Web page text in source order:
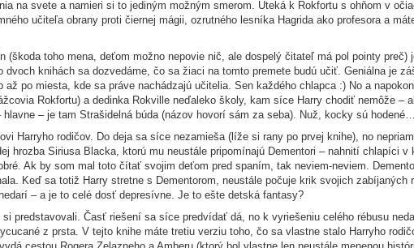
na svete a namieri si to jediným možným smerom. Uteká k Rokfortu s ohňom v
učiteľa obrany proti čiernej mágii, ozrutného lesníka Hagrida ako profesora a
toho mena, deťom možno nepovie nič, ale dospelý čitateľ má pol pointy preč)
knihách sa dozvedáme, čo sa žiaci na tomto premete budú učiť. Geniálna je
po miesta, kde sa práve nachádzajú učitelia. Sen každého chlapca :) No a
Rokfortu) a dedinka Rokville neďaleko školy, kam síce Harry chodiť nemôže –
– je tam Strašidelná búda (názov hovorí sám za seba). Nuž, kocky sú hodené…
Harryho rodičov. Do deja sa síce nezamieša (líže si rany po prvej knihe), no
hrozba Siriusa Blacka, ktorú mu neustále pripomínajú Dementori – nahnití chlapíci v
Ak by som mal toto čítať svojim deťom pred spaním, tak neviem-neviem.
Keď sa totiž Harry stretne s Dementorom, neustále počuje krik svojich zabíjaných
– a je to celé dosť depresívne. Je to ešte detská fantasy?
predstavovali. Časť riešení sa síce predvídať dá, no k vyriešeniu celého rébusu
z prsta. V tejto knihe máte tretiu verziu toho, čo sa vlastne stalo Harryho